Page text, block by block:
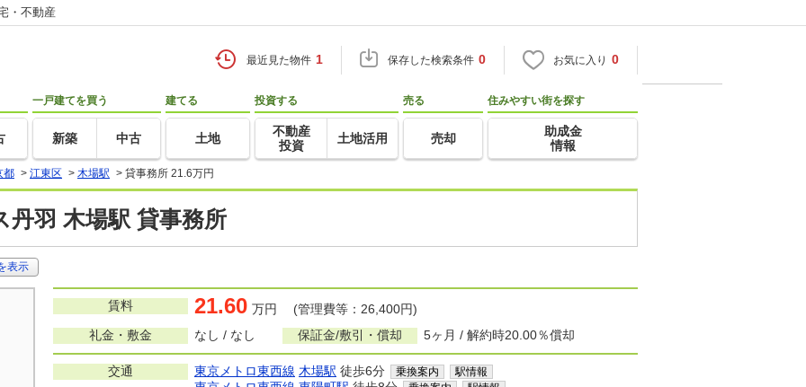
・不動産
最近見た物件 1 保存した検索条件 0 お気に入り 0
一戸建てを買う
新築 中古
建てる
土地
投資する
不動産
投資
土地活用
売る
売却
住みやすい街を探す
助成金
情報
都 > 江東区 > 木場駅 > 貸事務所 21.6万円
丹羽 木場駅 貸事務所
表示
賃料 21.60 万円 (管理費等：26,400円)
礼金・敷金
なし / なし 保証金/敷引・償却 5ヶ月 / 解約時20.00％償却
交通 東京メトロ東西線 木場駅 徒歩6分 乗換案内 駅情報